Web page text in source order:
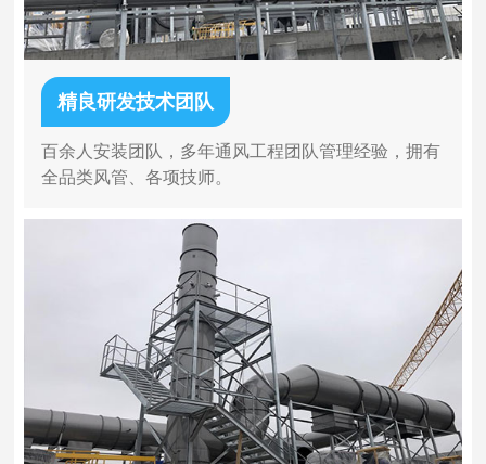
精良研发技术团队
百余人安装团队，多年通风工程团队管理经验，拥有
全品类风管、各项技师。